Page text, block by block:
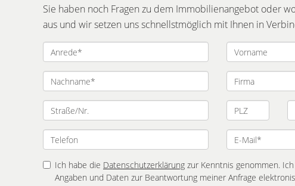
Sie haben noch Fragen zu dem Immobilienangebot oder
aus und wir setzen uns schnellstmöglich mit Ihnen in
Ich habe die Datenschutzerklärung zur Kenntnis genommen.
Angaben und Daten zur Beantwortung meiner Anfrage